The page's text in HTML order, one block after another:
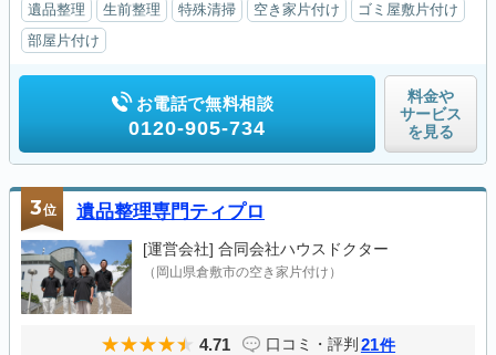
遺品整理 生前整理 特殊清掃 空き家片付け
ゴミ屋敷片付け
部屋片付け
お電話で無料相談
0120-905-734
料金や
サービス
を見る
3位 遺品整理専門ティプロ
[運営会社] 合同会社ハウスドクター
（岡山県倉敷市の空き家片付け）
4.71 口コミ・評判 21件